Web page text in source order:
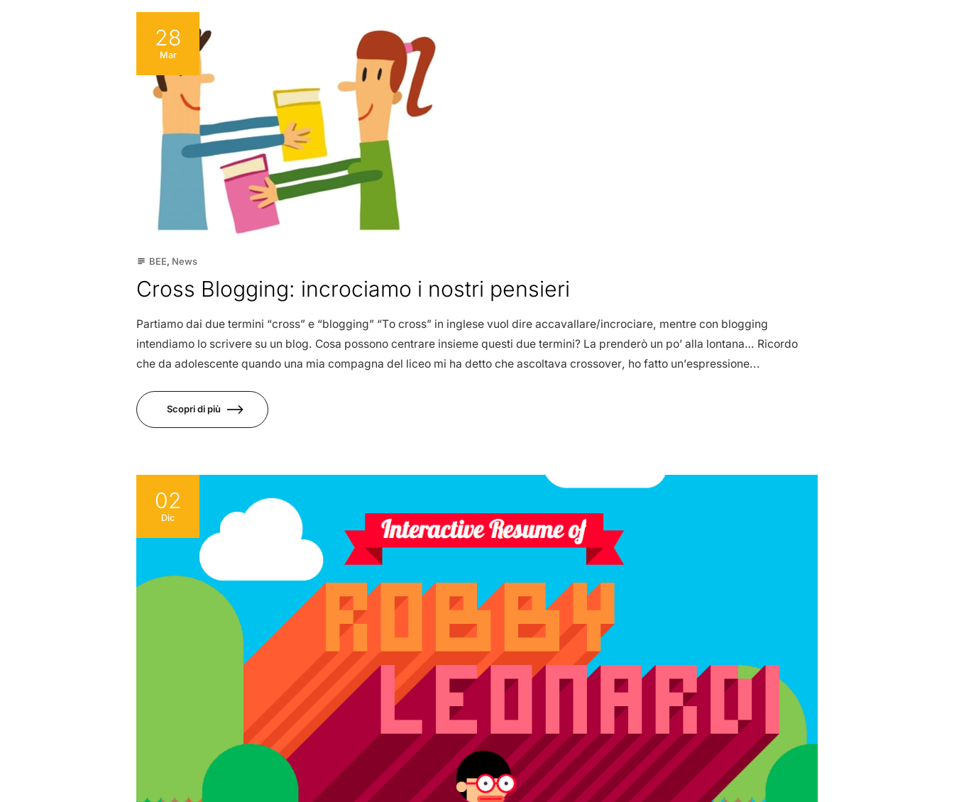
28
Mar
subject BEE, News
Cross Blogging: incrociamo i nostri pensieri
Partiamo dai due termini “cross” e “blogging” “To cross” in inglese vuol dire accavallare/incrociare, mentre con blogging
intendiamo lo scrivere su un blog. Cosa possono centrare insieme questi due termini? La prenderò un po’ alla lontana… Ricordo
che da adolescente quando una mia compagna del liceo mi ha detto che ascoltava crossover, ho fatto un’espressione...
Scopri di più
02
Dic